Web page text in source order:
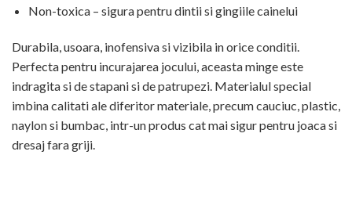
Non-toxica – sigura pentru dintii si gingiile cainelui
Durabila, usoara, inofensiva si vizibila in orice conditii.
Perfecta pentru incurajarea jocului, aceasta minge este
indragita si de stapani si de patrupezi. Materialul special
imbina calitati ale diferitor materiale, precum cauciuc, plastic,
naylon si bumbac, intr-un produs cat mai sigur pentru joaca si
dresaj fara griji.